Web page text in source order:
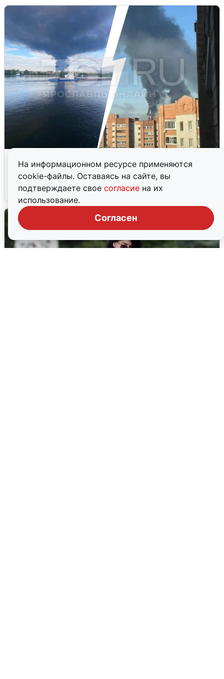
На информационном ресурсе применяются
cookie-файлы. Оставаясь на сайте, вы
подтверждаете свое согласие на их
использование.
Согласен
попадания и последствия
6 августа 0